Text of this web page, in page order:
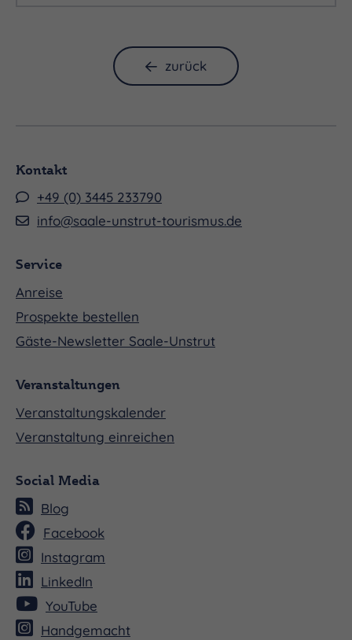
zurück
Kontakt
+49 (0) 3445 233790
info@saale-unstrut-tourismus.de
Service
Anreise
Prospekte bestellen
Gäste-Newsletter Saale-Unstrut
Veranstaltungen
Veranstaltungskalender
Veranstaltung einreichen
Social Media
Blog
Facebook
Instagram
LinkedIn
YouTube
Handgemacht